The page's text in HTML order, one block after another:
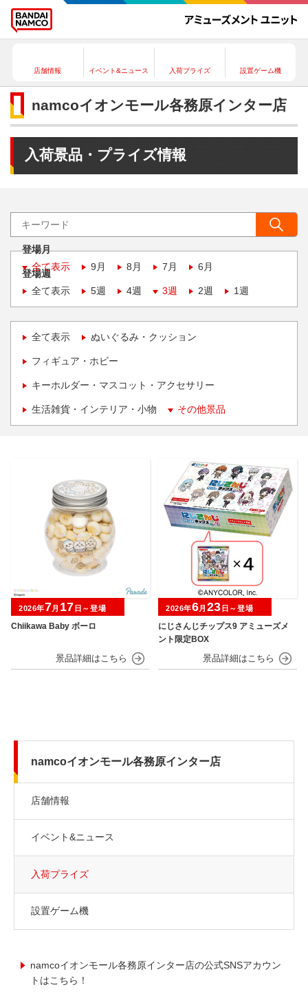
店舗情報 イベント&ニュース 入荷プライズ 設置ゲーム機
namcoイオンモール各務原インター店
入荷景品・プライズ情報
登場月
全て表示
9月 8月 7月 6月
登場週
全て表示
5週 4週 3週 2週 1週
全て表示 ぬいぐるみ・クッション
フィギュア・ホビー
キーホルダー・マスコット・アクセサリー
生活雑貨・インテリア・小物 その他景品
Chiikawa Baby ボーロ
2026年7月 17 日～登場
にじさんじチップス9 アミューズメ
ント限定BOX
2026年6月 23 日～登場
namcoイオンモール各務原インター店
店舗情報
イベント&ニュース
入荷プライズ
設置ゲーム機
namcoイオンモール各務原インター店の公式SNSアカウン
トはこちら！